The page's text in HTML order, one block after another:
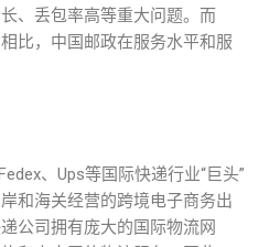
、丢包率高等重大问题。而
比，中国邮政在服务水平和服
、Ups等国际快递行业“巨头”
和海关经营的跨境电子商务出
公司拥有庞大的国际物流网